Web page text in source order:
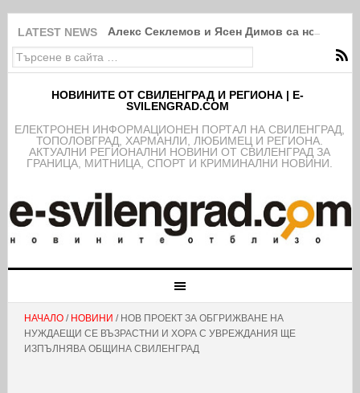
LATEST NEWS Алекс Секлемов и Ясен Димов са новите
НОВИНИТЕ ОТ СВИЛЕНГРАД И РЕГИОНА | E-
SVILENGRAD.COM
EЛЕКТРОНЕН ИНФОРМАЦИОНЕН ПОРТАЛ НА СВИЛЕНГРАД,
ТОПОЛОВГРАД, ХАРМАНЛИ, ЛЮБИМЕЦ И РЕГИОНА.
АКТУАЛНИ РЕГИОНАЛНИ НОВИНИ ОТ СВИЛЕНГРАД ЗА
ГРАНИЦА, МИТНИЦА, СПОРТ И КРИМИНАЛНИ НОВИНИ.
НАЧАЛО/ НОВИНИ / НОВ ПРОЕКТ ЗА ОБГРИЖВАНЕ НА
НУЖДАЕЩИ СЕ ВЪЗРАСТНИ И ХОРА С УВРЕЖДАНИЯ ЩЕ
ИЗПЪЛНЯВА ОБЩИНА СВИЛЕНГРАД